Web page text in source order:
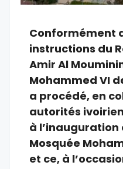
Conformément
instructions du
Amir Al
Mohammed VI
a procédé, en
autorités
à
Mosquée
et ce, à